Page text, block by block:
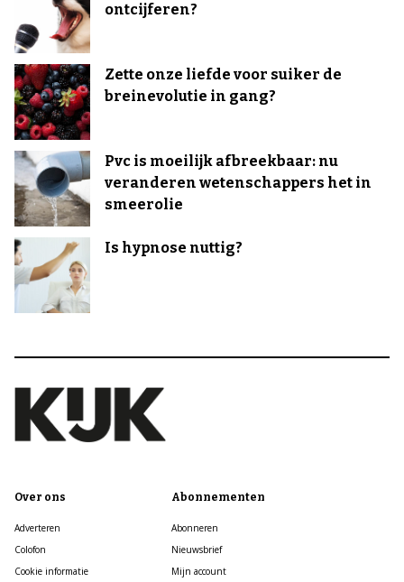
ontcijferen?
Zette onze liefde voor suiker de
breinevolutie in gang?
Pvc is moeilijk afbreekbaar: nu
veranderen wetenschappers het in
smeerolie
Is hypnose nuttig?
Over ons
Adverteren
Colofon
Cookie informatie
Abonnementen
Abonneren
Nieuwsbrief
Mijn account